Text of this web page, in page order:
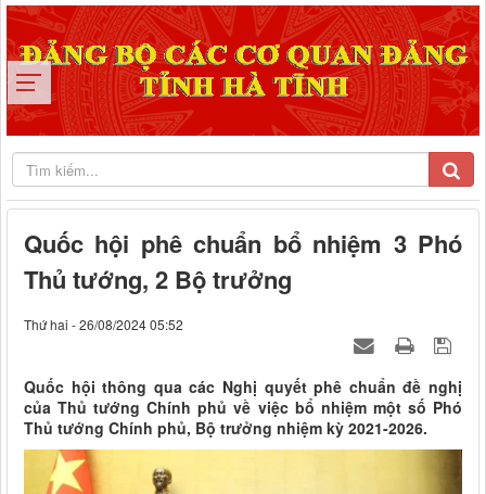
Quốc hội phê chuẩn bổ nhiệm 3 Phó
Thủ tướng, 2 Bộ trưởng
Thứ hai - 26/08/2024 05:52
Quốc hội thông qua các Nghị quyết phê chuẩn đề nghị
của Thủ tướng Chính phủ về việc bổ nhiệm một số Phó
Thủ tướng Chính phủ, Bộ trưởng nhiệm kỳ 2021-2026.